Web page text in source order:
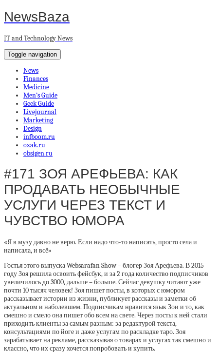
NewsBaza
IT and Technology News
Toggle navigation
News
Finances
Medicine
Men’s Guide
Geek Guide
Livejournal
Marketing
Design
infboom.ru
oxak.ru
obsigen.ru
#171 ЗОЯ АРЕФЬЕВА: КАК
ПРОДАВАТЬ НЕОБЫЧНЫЕ
УСЛУГИ ЧЕРЕЗ ТЕКСТ И
ЧУВСТВО ЮМОРА
«Я в музу давно не верю. Если надо что-то написать, просто села и
написала, и всё»
Гостья этого выпуска Websarafan Show – блогер Зоя Арефьева. В 2015
году Зоя решила освоить фейсбук, и за 2 года количество подписчиков
увеличилось до 3000, дальше – больше. Сейчас девушку читают уже
почти 10 тысяч человек! Зоя пишет посты, в которых с юмором
рассказывает истории из жизни, публикует рассказы и заметки об
актуальном и наболевшем. Подписчикам нравится язык Зои и то, как
смешно и смело она пишет обо всем на свете. Через посты к ней стали
приходить клиенты за самым разным: за редактурой текста,
консультациями по йоге и даже услугам по раскладке таро. Зоя
зарабатывает на рекламе, рассказывая о товарах и услугах так смешно и
классно, что их сразу хочется попробовать и купить.